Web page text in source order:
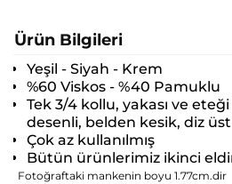
Ürün Bilgileri
Yeşil - Siyah - Krem
%60 Viskos - %40 Pamuklu
Tek 3/4 kollu, yakası ve eteği
desenli, belden kesik, diz
Çok az kullanılmış
Bütün ürünlerimiz ikinci
Fotoğraftaki mankenin boyu 1.77cm.dir